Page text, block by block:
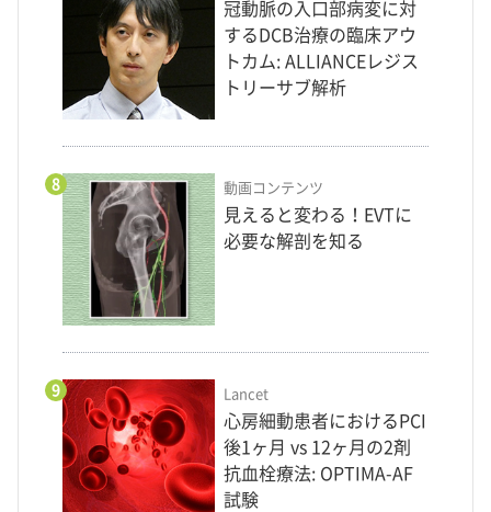
冠動脈の入口部病変に対
するDCB治療の臨床アウ
トカム: ALLIANCEレジス
トリーサブ解析
8 動画コンテンツ
見えると変わる！EVTに
必要な解剖を知る
9 Lancet
心房細動患者におけるPCI
後1ヶ月 vs 12ヶ月の2剤
抗血栓療法: OPTIMA-AF
試験